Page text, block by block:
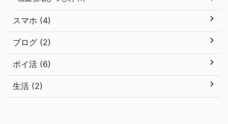
スマホ (4)
ブログ (2)
ポイ活 (6)
生活 (2)